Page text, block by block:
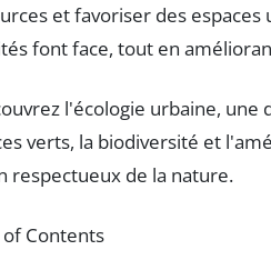
et favoriser des
font face, tout en
of Contents